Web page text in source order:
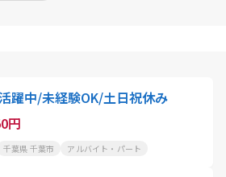
躍中/未経験OK/土日祝休み
円
千葉県 千葉市 アルバイト・パート